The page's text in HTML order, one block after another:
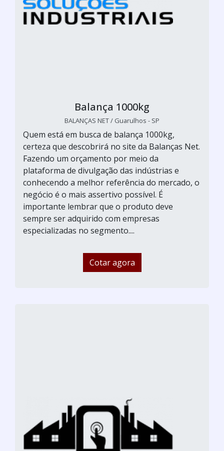
Balança 1000kg
BALANÇAS NET / Guarulhos - SP
Quem está em busca de balança 1000kg,
certeza que descobrirá no site da Balanças Net.
Fazendo um orçamento por meio da
plataforma de divulgação das indústrias e
conhecendo a melhor referência do mercado, o
negócio é o mais assertivo possível. É
importante lembrar que o produto deve
sempre ser adquirido com empresas
especializadas no segmento....
Cotar agora